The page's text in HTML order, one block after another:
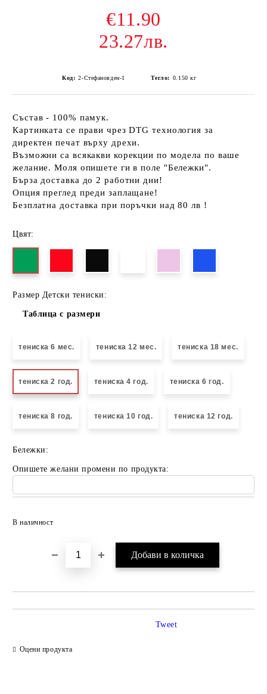
€11.90
23.27лв.
Код: 2-Стефановден-1 Тегло: 0.150 кг
Състав - 100% памук.
Картинката се прави чрез DTG технология за
директен печат върху дрехи.
Възможни са всякакви корекции по модела по ваше
желание. Моля опишете ги в поле "Бележки".
Бърза доставка до 2 работни дни!
Опция преглед преди заплащане!
Безплатна доставка при поръчки над 80 лв !
Цвят:
Размер Детски тениски:
Таблица с размери
тениска 6 мес. тениска 12 мес. тениска 18 мес.
тениска 2 год. тениска 4 год. тениска 6 год.
тениска 8 год. тениска 10 год. тениска 12 год.
Бележки:
Опишете желани промени по продукта:
В наличност
Оцени продукта
Tweet